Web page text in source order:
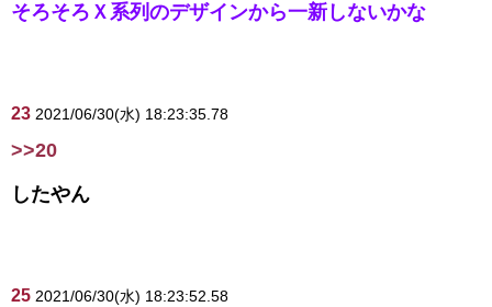
そろそろＸ系列のデザインから一新しないかな
23 2021/06/30(水) 18:23:35.78
>>20
したやん
25 2021/06/30(水) 18:23:52.58